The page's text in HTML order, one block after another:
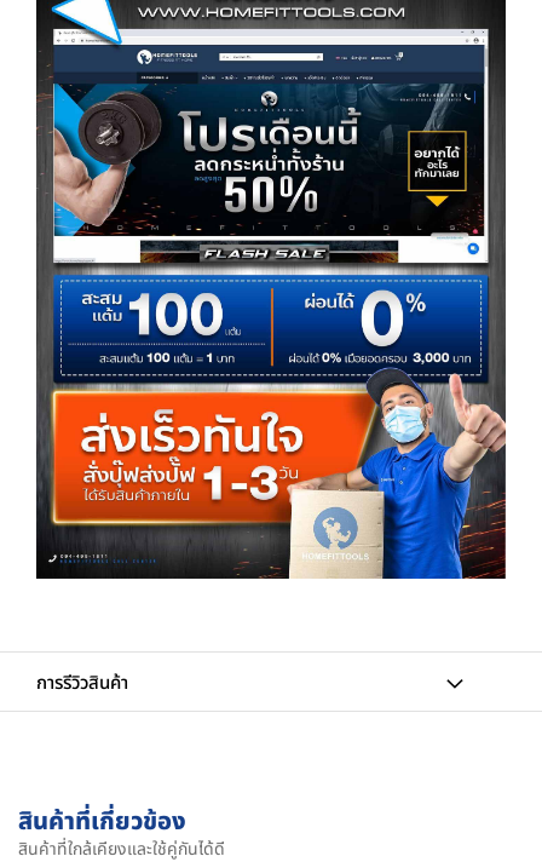
การรีวิวสินค้า
สินค้าที่เกี่ยวข้อง
สินค้าที่ใกล้เคียงและใช้คู่กันได้ดี